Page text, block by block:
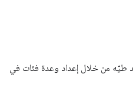
طيّه من خلال إعداد وعدة فئات في